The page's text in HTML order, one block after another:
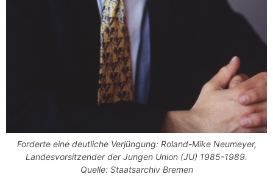
Forderte eine deutliche Verjüngung: Roland-Mike Neumeyer,
Landesvorsitzender der Jungen Union (JU) 1985-1989.
Quelle: Staatsarchiv Bremen